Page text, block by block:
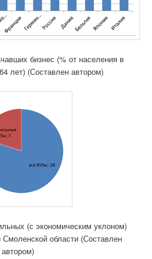
бизнес (% от населения в
лет) (Составлен автором)
(с экономическим уклоном)
области (Составлен
автором)